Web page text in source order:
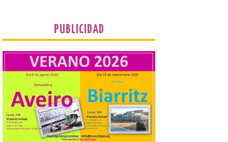
Artesana de Astorga
arranca con una gran
acogida del público
8 Ago 2026
La inauguración contó
con la presencia del
alcalde de Astorga, José
Luis Nieto, que se acercó
hasta la feria acompañado
por el organizador de la iniciativa, Isaac
Cancillo Carro. Astorga, 8 de agosto de
2026. — La I Feria de […]
PUBLICIDAD